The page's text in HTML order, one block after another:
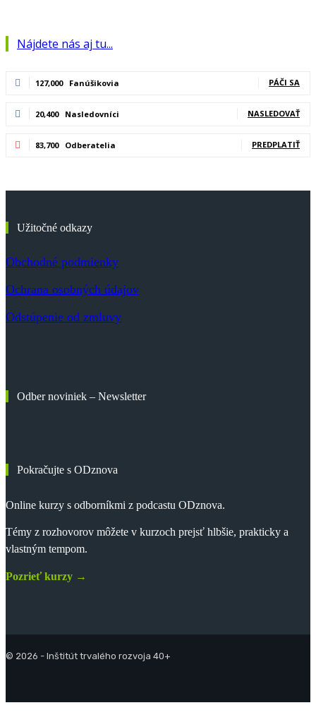
Nájdete nás aj tu...
127,000 Fanúšikovia PÁČI SA
20,400 Nasledovníci NASLEDOVAŤ
83,700 Odberatelia PREDPLATIŤ
Užitočné odkazy
Obchodné podmienky
Ochrana osobných údajov
Odstúpenie od zmluvy
Odber noviniek – Newsletter
Pokračujte s ODznova
Online kurzy s odborníkmi z podcastu ODznova.
Témy z rozhovorov môžete v kurzoch prejsť hlbšie, prakticky a
vlastným tempom.
Pozrieť kurzy →
© 2026 - Inštitút trvalého rozvoja 40+